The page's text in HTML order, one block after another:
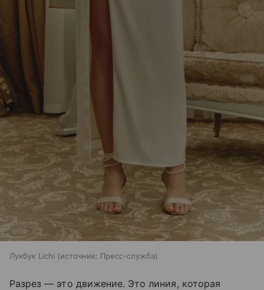
Лукбук Lichi источник: Пресс-служба
Разрез — это движение. Это линия, которая